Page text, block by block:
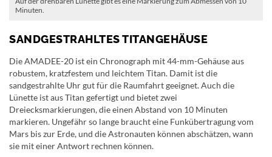
Minuten.
SANDGESTRAHLTES TITANGEHÄUSE
Die AMADEE-20 ist ein Chronograph mit 44-mm-Gehäuse aus
robustem, kratzfestem und leichtem Titan. Damit ist die
sandgestrahlte Uhr gut für die Raumfahrt geeignet. Auch die
Lünette ist aus Titan gefertigt und bietet zwei
Dreiecksmarkierungen, die einen Abstand von 10 Minuten
markieren. Ungefähr so lange braucht eine Funkübertragung vom
Mars bis zur Erde, und die Astronauten können abschätzen, wann
sie mit einer Antwort rechnen können.